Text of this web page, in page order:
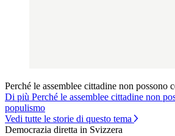
Perché le assemblee cittadine non possono
Di più Perché le assemblee cittadine non
populismo
Vedi tutte le storie di questo tema
Democrazia diretta in Svizzera